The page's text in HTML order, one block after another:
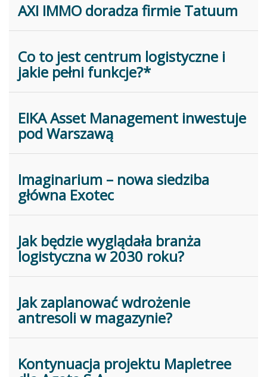
AXI IMMO doradza firmie Tatuum
Co to jest centrum logistyczne i
jakie pełni funkcje?*
EIKA Asset Management inwestuje
pod Warszawą
Imaginarium – nowa siedziba
główna Exotec
Jak będzie wyglądała branża
logistyczna w 2030 roku?
Jak zaplanować wdrożenie
antresoli w magazynie?
Kontynuacja projektu Mapletree